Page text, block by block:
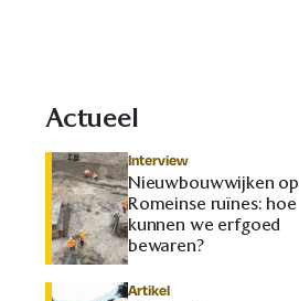
Actueel
Interview
Nieuwbouwwijken op
Romeinse ruïnes: hoe
kunnen we erfgoed
bewaren?
Artikel